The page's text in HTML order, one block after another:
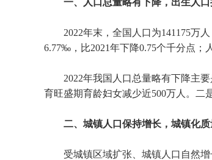
一、人口总量略有下降，出生人口
2022年末，全国人口为141175万人
6.77‰，比2021年下降0.75个千分点；
2022年我国人口总量略有下降主
育旺盛期育龄妇女减少近500万人。二
二、城镇人口保持增长，城镇化质
受城镇区域扩张、城镇人口自然增